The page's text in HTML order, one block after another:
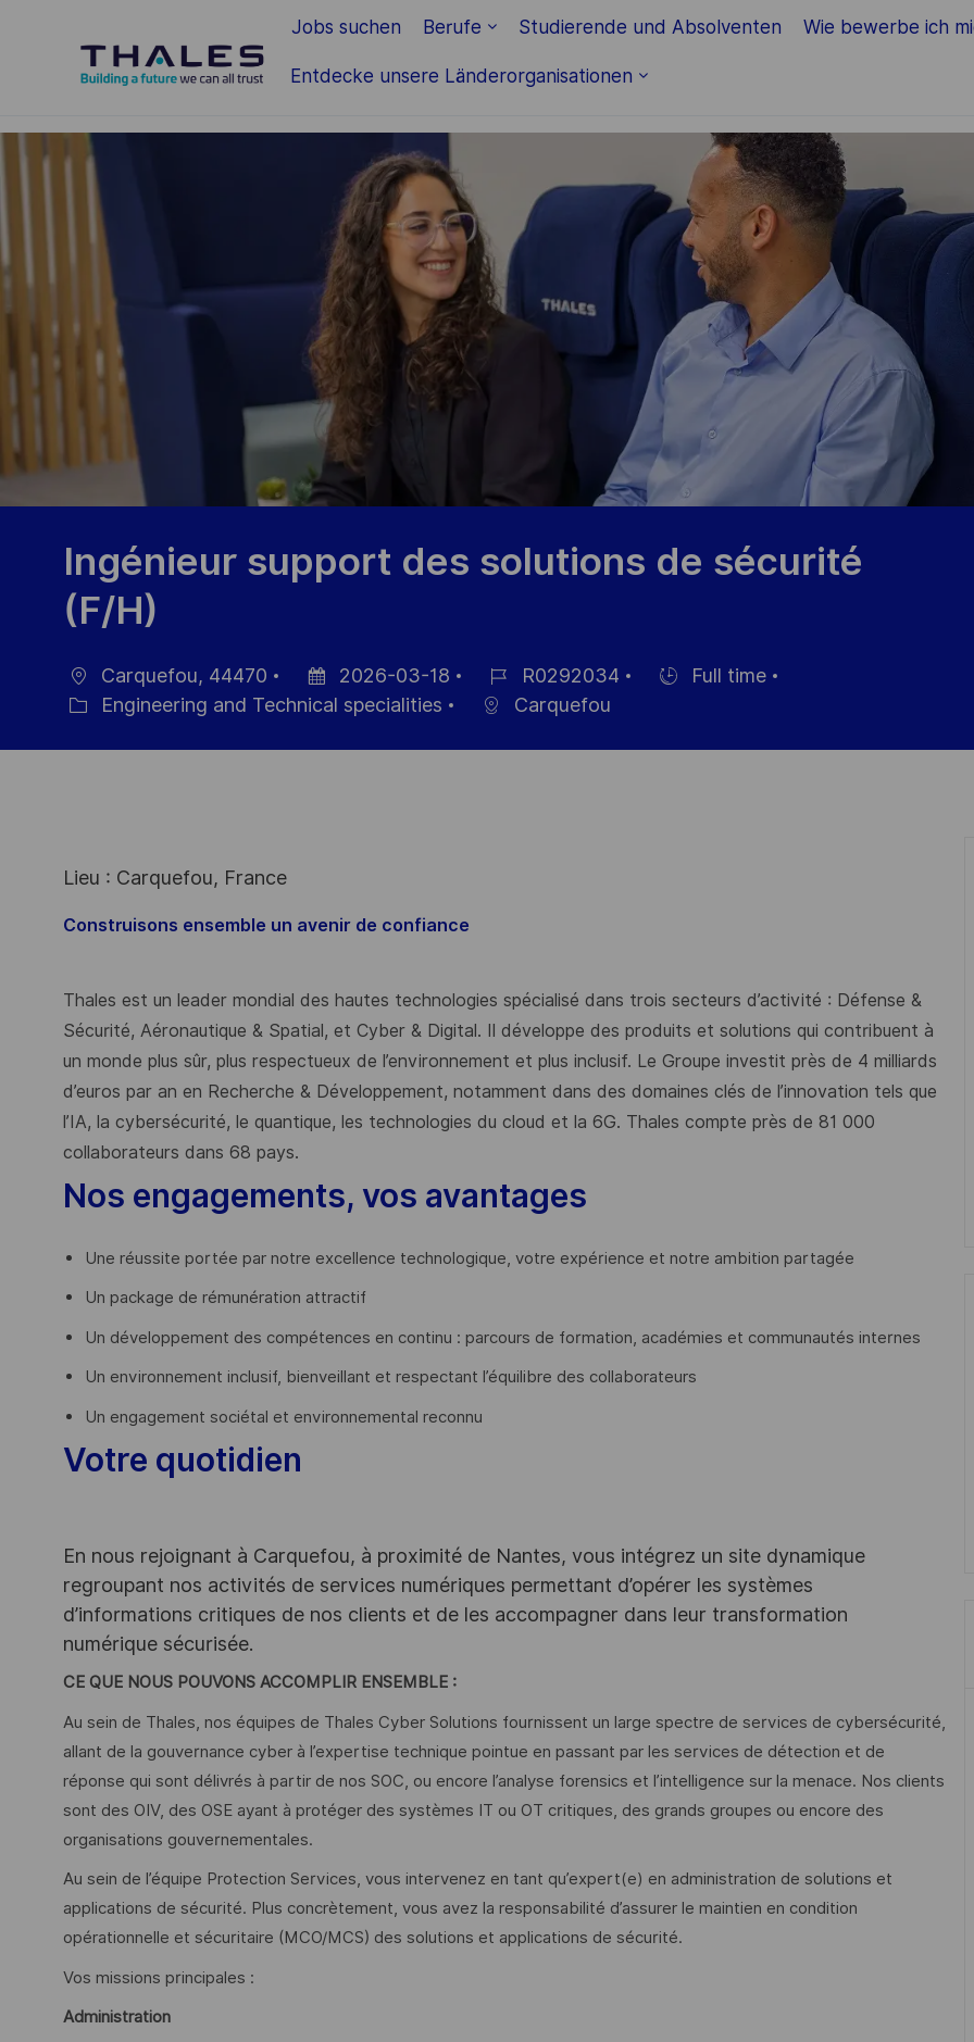
Jobs suchen Berufe Studierende und Absolventen Wie bewerbe ich
Entdecke unsere Länderorganisationen
-
Ingénieur support des solutions de sécurité
(F/H)
Ort
Carquefou, 44470
Datum
Veröffentlichung
2026-03-18
Job-
R0292034
Full time
Engineering and Technical specialities Carquefou
Lieu : Carquefou, France
Construisons ensemble un avenir de confiance
Thales est un leader mondial des hautes technologies spécialisé dans trois secteurs d’activité : Défense &
Sécurité, Aéronautique & Spatial, et Cyber & Digital. Il développe des produits et solutions qui contribuent à
un monde plus sûr, plus respectueux de l’environnement et plus inclusif. Le Groupe investit près de 4 milliards
d’euros par an en Recherche & Développement, notamment dans des domaines clés de l’innovation tels que
l’IA, la cybersécurité, le quantique, les technologies du cloud et la 6G. Thales compte près de 81 000
collaborateurs dans 68 pays.
Nos engagements, vos avantages
Une réussite portée par notre excellence technologique, votre expérience et notre ambition partagée
Un package de rémunération attractif
Un développement des compétences en continu : parcours de formation, académies et communautés internes
Un environnement inclusif, bienveillant et respectant l’équilibre des collaborateurs
Un engagement sociétal et environnemental reconnu
Votre quotidien
En nous rejoignant à Carquefou, à proximité de Nantes, vous intégrez un site dynamique
regroupant nos activités de services numériques permettant d’opérer les systèmes
d’informations critiques de nos clients et de les accompagner dans leur transformation
numérique sécurisée.
CE QUE NOUS POUVONS ACCOMPLIR ENSEMBLE :
Au sein de Thales, nos équipes de Thales Cyber Solutions fournissent un large spectre de services de cybersécurité,
allant de la gouvernance cyber à l’expertise technique pointue en passant par les services de détection et de
réponse qui sont délivrés à partir de nos SOC, ou encore l’analyse forensics et l’intelligence sur la menace. Nos clients
sont des OIV, des OSE ayant à protéger des systèmes IT ou OT critiques, des grands groupes ou encore des
organisations gouvernementales.
Au sein de l’équipe Protection Services, vous intervenez en tant qu’expert(e) en administration de solutions et
applications de sécurité. Plus concrètement, vous avez la responsabilité d’assurer le maintien en condition
opérationnelle et sécuritaire (MCO/MCS) des solutions et applications de sécurité.
Vos missions principales :
Administration